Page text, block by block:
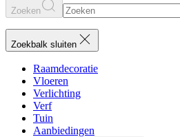
Zoeken
Zoekbalk sluiten
Raamdecoratie
Vloeren
Verlichting
Verf
Tuin
Aanbiedingen